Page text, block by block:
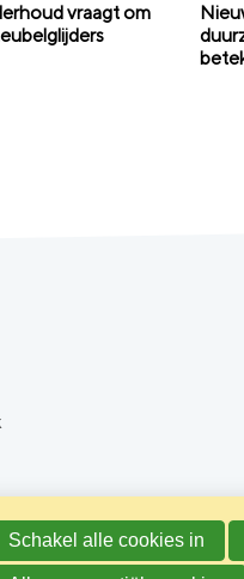
vraagt om
Schakel alle cookies in